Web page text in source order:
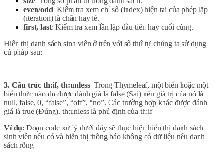
even/odd: Kiểm tra xem chỉ số (index) hiện tại của phép lặp
(iteration) là chẵn hay lẻ.
first, last: Kiểm tra xem lần lặp đầu tiên hay cuối cùng.
​Hiển thị danh sách sinh viên ở trên với số thứ tự chúng ta sử dụng
cú pháp sau:
3. Cấu trúc th:if, th:unless: Trong Thymeleaf, một biến hoặc một
biểu thức nào đó được đánh giá là false (Sai) nếu giá trị của nó là
null, false, 0, “false”, “off”, “no”. Các trường hợp khác được đánh
giá là true (Đúng). th:unless là phủ định của th:if
Ví dụ: Đoạn code xử lý dưới đây sẽ thực hiện hiển thị danh sách
sinh viên nếu có và hiển thị thông báo không có dữ liệu nếu danh
sách rỗng